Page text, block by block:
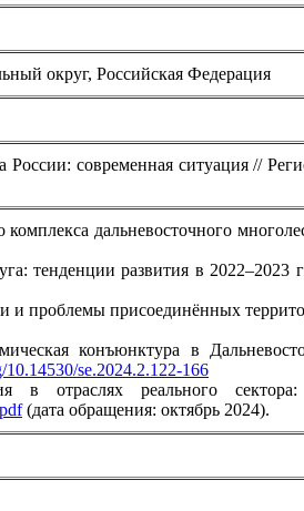
округ, Российская Федерация
современная ситуация //
дальневосточного
тенденции развития в
проблемы присоединённых
конъюнктура в
se.2024.2.122-166
отраслях реального
(дата обращения: октябрь 2024).